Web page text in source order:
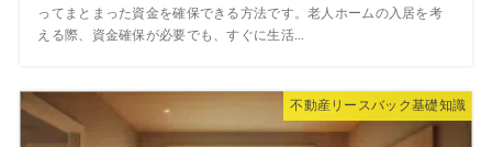
ってまとまった資金を確保できる方法です。老人ホームの入居を考
える際、資金確保が必要でも、すぐに生活...
不動産リースバック基礎知識